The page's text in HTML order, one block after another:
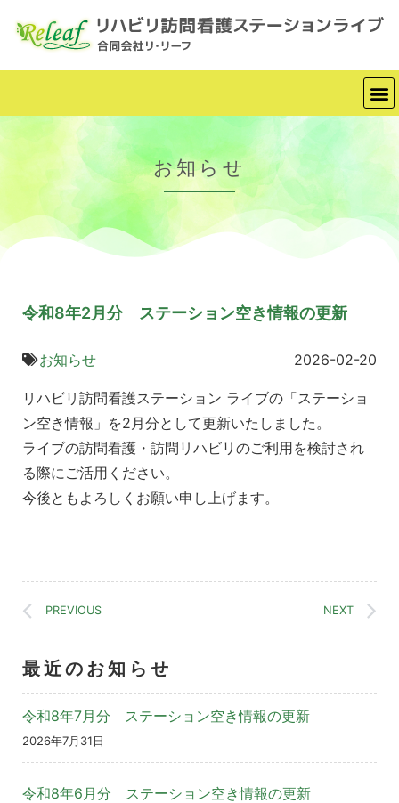
お知らせ
令和8年2月分 ステーション空き情報の更新
お知らせ 2026-02-20
リハビリ訪問看護ステーション ライブの「ステーショ
ン空き情報」を2月分として更新いたしました。
ライブの訪問看護・訪問リハビリのご利用を検討され
る際にご活用ください。
今後ともよろしくお願い申し上げます。
PREVIOUS NEXT
最近のお知らせ
令和8年7月分 ステーション空き情報の更新
2026年7月31日
令和8年6月分 ステーション空き情報の更新